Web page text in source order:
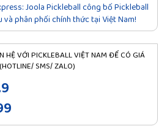
Joola Pickleball công bố Pickleball
và phân phối chính thức tại Việt Nam!
HỆ VỚI PICKLEBALL VIỆT NAM ĐỂ CÓ GIÁ
SMS/ ZALO)